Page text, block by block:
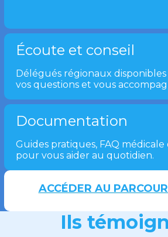
Écoute et conseil
Délégués régionaux
vos questions et vous
Documentation
Guides pratiques, FAQ médicale
pour vous aider au quotidien.
ACCÉDER AU
Ils